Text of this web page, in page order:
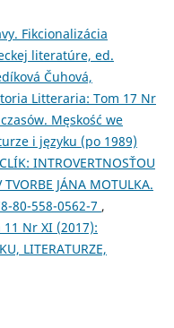
Fikcionalizácia
literatúre, ed.
Čuhová,
Litteraria: Tom 17 Nr
Męskość we
i języku (po 1989)
INTROVERTNOSŤOU
TVORBE JÁNA MOTULKA.
80-558-0562-7 ,
Nr XI (2017):
LITERATURZE,